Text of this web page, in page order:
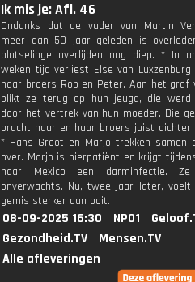
Ik mis je: Afl. 46
Ondanks dat de vader van Martin
meer dan 50 jaar geleden is
plotselinge overlijden nog diep. * In
weken tijd verliest Else van
haar broers Rob en Peter. Aan het graf
blikt ze terug op hun jeugd, die werd
door het vertrek van hun moeder. Die
bracht haar en haar broers juist dichter
* Hans Groot en Marjo trekken samen
over. Marjo is nierpatiënt en krijgt
naar Mexico een darminfectie.
onverwachts. Nu, twee jaar later, voelt
gemis sterker dan ooit.
08-09-2025 16:30 NPO1
Gezondheid.TV
Mensen.TV
Alle afleveringen